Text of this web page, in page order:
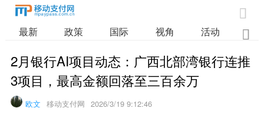

最新 政策 国际 视角 活动 业

2月银行AI项目动态：广西北部湾银行连推
3项目，最高金额回落至三百余万
欧文 移动支付网 2026/3/19 9:12:46